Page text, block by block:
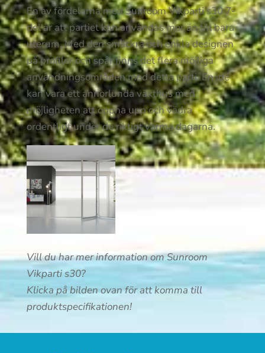
En av fördelarna med Sunroom Vikparti s30 7-
del är att partiet kan användas mer än till bara
uterum. Med den smäckra och enkla designen
på profiler och spår finns det flera möjliga
användningsområden med detta parti. En idé
kan vara ett annorlunda växthus med
möjligheten att öppna upp och vädra
ordentligt under de riktigt varma dagarna.
Vill du har mer information om Sunroom
Vikparti s30?
Klicka på bilden ovan för att komma till
produktspecifikationen!